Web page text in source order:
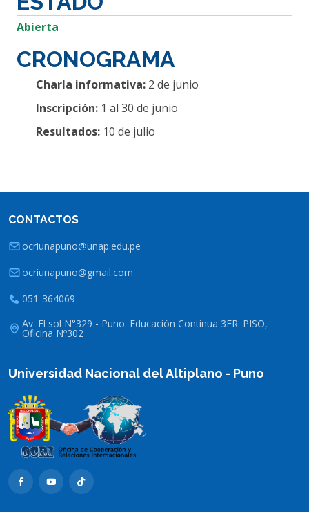
Abierta
CRONOGRAMA
Charla informativa: 2 de junio
Inscripción: 1 al 30 de junio
Resultados: 10 de julio
CONTACTOS
ocriunapuno@unap.edu.pe
ocriunapuno@gmail.com
051-364069
Av. El sol N°329 - Puno. Educación Continua 3ER. PISO,
Oficina Nº302
Universidad Nacional del Altiplano - Puno